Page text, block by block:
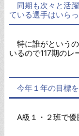
同期も次々と活
ている選手はいら
特に誰がという
いるので117期のレ
今年１年の目標
A級１・２班で優